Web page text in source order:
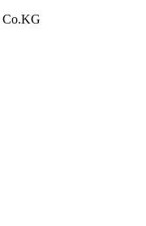
Co.KG